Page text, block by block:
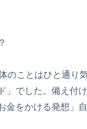
のことはひと通り
」でした。備え付
をかける発想」